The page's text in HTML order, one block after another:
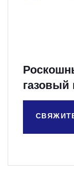
газовый
литыми